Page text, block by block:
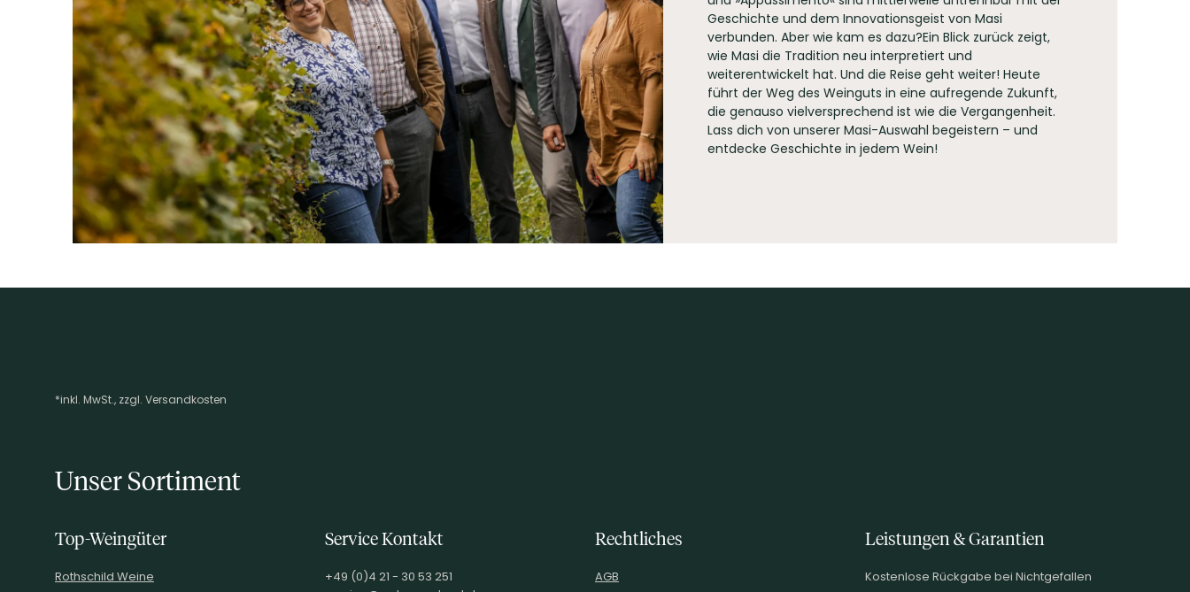
PRODUKTTYP
Rotwein, vegan
INHALT (LITER)
1.5l
PRODUZENT / ABFÜLLER /
HERSTELLER
Masi Agricola S.P.A., Via Monteleone 26 I37015 Sant'Ambrogio di Valpolicella (VR)
WEINTYPGESCHMACK
Trocken
EAN
8002062000419
ARTIKELNUMMER
125655
Geschichte und dem Innovationsgeist von Masi
verbunden. Aber wie kam es dazu?Ein Blick zurück zeigt,
wie Masi die Tradition neu interpretiert und
weiterentwickelt hat. Und die Reise geht weiter! Heute
führt der Weg des Weinguts in eine aufregende Zukunft,
die genauso vielversprechend ist wie die Vergangenheit.
Lass dich von unserer Masi-Auswahl begeistern – und
entdecke Geschichte in jedem Wein!
Footer-Menü
*inkl. MwSt., zzgl. Versandkosten
Unser Sortiment
Top-Weingüter
Rothschild Weine
Service Kontakt
+49 (0)4 21 - 30 53 251
Rechtliches
AGB
Leistungen & Garantien
Kostenlose Rückgabe bei Nichtgefallen